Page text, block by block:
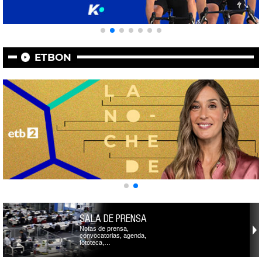
ETBON
SALA DE PRENSA
Notas de prensa,
convocatorias, agenda,
fototeca,…